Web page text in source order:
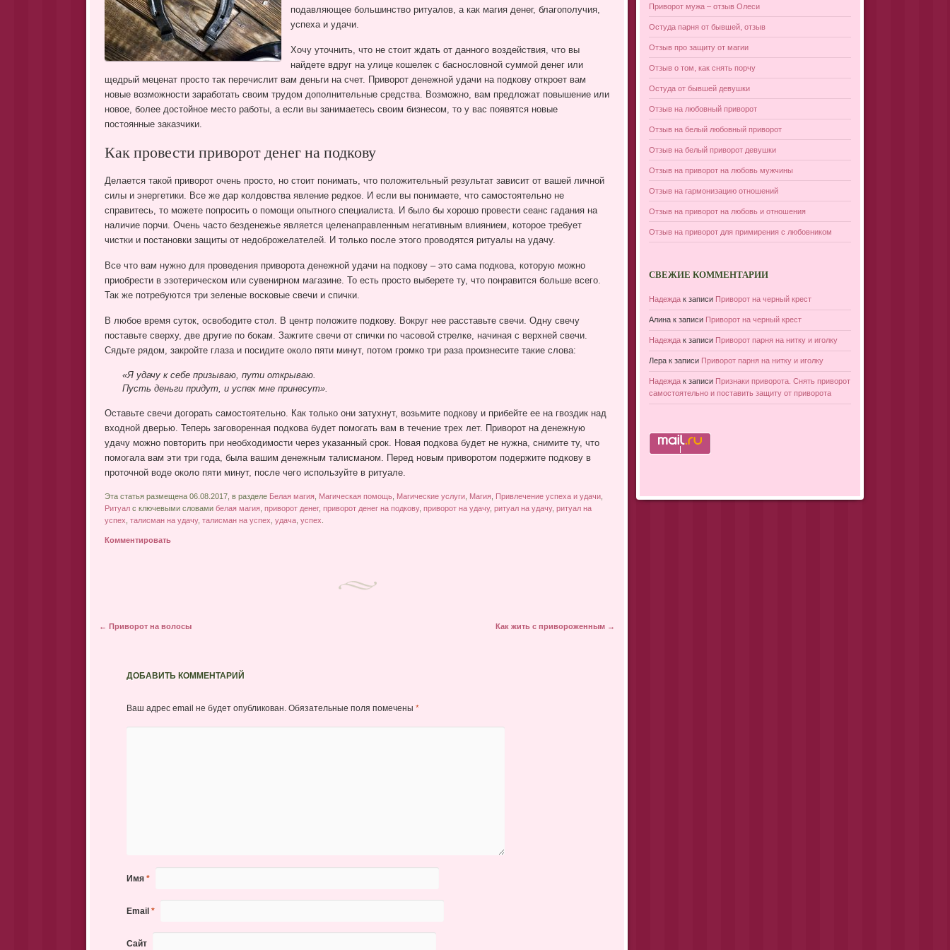
подавляющее большинство ритуалов, а как магия денег, благополучия,
успеха и удачи.
Хочу уточнить, что не стоит ждать от данного воздействия, что вы
найдете вдруг на улице кошелек с баснословной суммой денег или
щедрый меценат просто так перечислит вам деньги на счет. Приворот денежной удачи на подкову откроет вам
новые возможности заработать своим трудом дополнительные средства. Возможно, вам предложат повышение или
новое, более достойное место работы, а если вы занимаетесь своим бизнесом, то у вас появятся новые
постоянные заказчики.
Как провести приворот денег на подкову
Делается такой приворот очень просто, но стоит понимать, что положительный результат зависит от вашей личной
силы и энергетики. Все же дар колдовства явление редкое. И если вы понимаете, что самостоятельно не
справитесь, то можете попросить о помощи опытного специалиста. И было бы хорошо провести сеанс гадания на
наличие порчи. Очень часто безденежье является целенаправленным негативным влиянием, которое требует
чистки и постановки защиты от недоброжелателей. И только после этого проводятся ритуалы на удачу.
Все что вам нужно для проведения приворота денежной удачи на подкову – это сама подкова, которую можно
приобрести в эзотерическом или сувенирном магазине. То есть просто выберете ту, что понравится больше всего.
Так же потребуются три зеленые восковые свечи и спички.
В любое время суток, освободите стол. В центр положите подкову. Вокруг нее расставьте свечи. Одну свечу
поставьте сверху, две другие по бокам. Зажгите свечи от спички по часовой стрелке, начиная с верхней свечи.
Сядьте рядом, закройте глаза и посидите около пяти минут, потом громко три раза произнесите такие слова:
«Я удачу к себе призываю, пути открываю.
Пусть деньги придут, и успех мне принесут».
Оставьте свечи догорать самостоятельно. Как только они затухнут, возьмите подкову и прибейте ее на гвоздик над
входной дверью. Теперь заговоренная подкова будет помогать вам в течение трех лет. Приворот на денежную
удачу можно повторить при необходимости через указанный срок. Новая подкова будет не нужна, снимите ту, что
помогала вам эти три года, была вашим денежным талисманом. Перед новым приворотом подержите подкову в
проточной воде около пяти минут, после чего используйте в ритуале.
Эта статья размещена 06.08.2017, в разделе Белая магия, Магическая помощь, Магические услуги, Магия, Привлечение успеха и удачи,
Ритуалс ключевыми словами белая магия, приворот денег, приворот денег на подкову, приворот на удачу, ритуал на удачу, ритуал на
успех талисман на удачу, талисман на успех удача, успех
Комментировать
Post navigation
← Приворот на волосы Как жить с привороженным →
ДОБАВИТЬ КОММЕНТАРИЙ
Ваш адрес email не будет опубликован. Обязательные поля помечены *
Имя *
Email *
Сайт
Приворот мужа – отзыв Олеси
Остуда парня от бывшей, отзыв
Отзыв про защиту от магии
Отзыв о том, как снять порчу
Остуда от бывшей девушки
Отзыв на любовный приворот
Отзыв на белый любовный приворот
Отзыв на белый приворот девушки
Отзыв на приворот на любовь мужчины
Отзыв на гармонизацию отношений
Отзыв на приворот на любовь и отношения
Отзыв на приворот для примирения с любовником
СВЕЖИЕ КОММЕНТАРИИ
Надежда к записи Приворот на черный крест
Алина к записи Приворот на черный крест
Надежда к записи Приворот парня на нитку и иголку
Лера к записи Приворот парня на нитку и иголку
Надежда к записи Признаки приворота. Снять приворот
самостоятельно и поставить защиту от приворота